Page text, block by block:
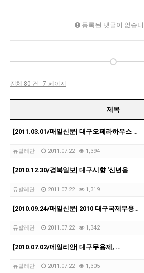
등록된 댓글이 없습
전체 80 건 - 7 페이지
제목
[2011.03.01/매일신문] 대구오페라하우스 '새봄 음악회'
뮤발레단 2011.07.22 1,394
[2010.12.30/경북일보] 대구시향 '신년음악회'… 내년1월7일 문예회관
뮤발레단 2011.07.22 1,319
[2010.09.24/매일신문] 2010 대구국제무용제 27일~29일 문예회관 등서
뮤발레단 2011.07.22 1,342
[2010.07.02/데일리안] 대구무용제, …
뮤발레단 2011.07.22 1,305